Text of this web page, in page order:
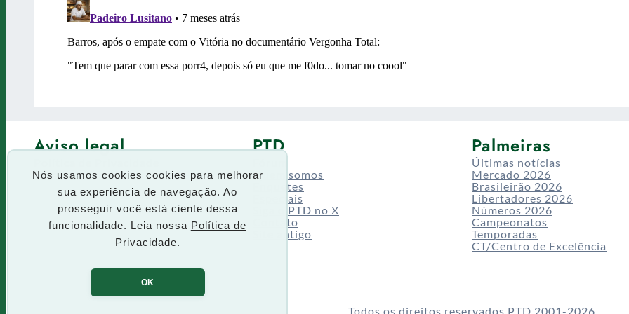
Nós usamos cookies cookies para melhorar
sua experiência de navegação. Ao
prosseguir você está ciente dessa
funcionalidade. Leia nossa Política de
Privacidade.
OK
Aviso legal
Termos de uso
PTD
Quem somos
Enquetes
Especiais
Siga o PTD no X
Contato
Site antigo
Palmeiras
Últimas notícias
Mercado 2026
Brasileirão 2026
Libertadores 2026
Números 2026
Campeonatos
Temporadas
CT/Centro de Excelência
Todos os direitos reservados PTD 2001-2026